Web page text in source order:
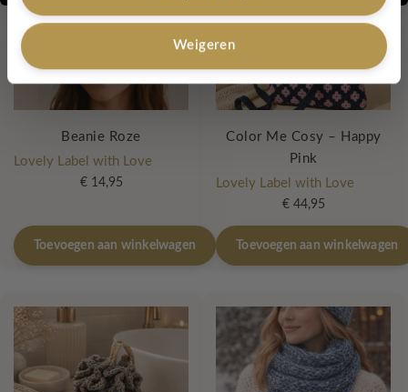
Weigeren
Beanie Roze
Lovely Label with Love
€14,95
Toevoegen aan winkelwagen
Color Me Cosy – Happy
Pink
Lovely Label with Love
€44,95
Toevoegen aan winkelwagen